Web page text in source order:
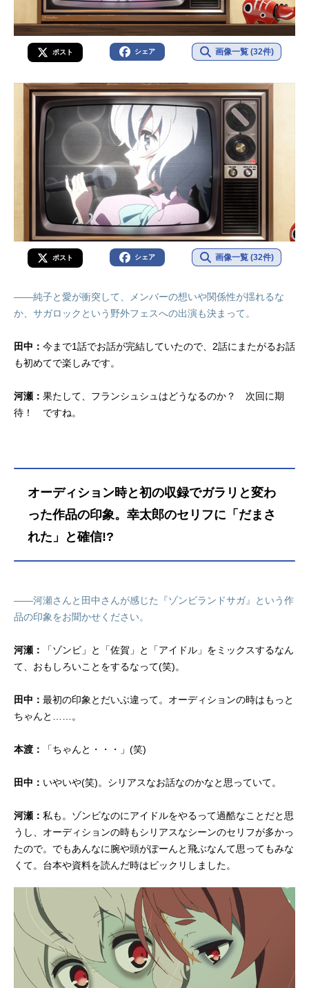
ポスト シェア 画像一覧 (32件)
ポスト シェア 画像一覧 (32件)
――純子と愛が衝突して、メンバーの想いや関係性が揺れるな
か、サガロックという野外フェスへの出演も決まって。
田中： 今まで1話でお話が完結していたので、2話にまたがるお話
も初めてで楽しみです。
河瀬： 果たして、フランシュシュはどうなるのか？ 次回に期
待！ ですね。
オーディション時と初の収録でガラリと変わ
った作品の印象。幸太郎のセリフに「だまさ
れた」と確信!?
――河瀬さんと田中さんが感じた『ゾンビランドサガ』という作
品の印象をお聞かせください。
河瀬：
「ゾンビ」と「佐賀」と「アイドル」をミックスするなん
て、おもしろいことをするなって(笑)。
田中： 最初の印象とだいぶ違って。オーディションの時はもっと
ちゃんと……。
本渡： 「ちゃんと・・・」(笑)
田中： いやいや(笑)。シリアスなお話なのかなと思っていて。
河瀬： 私も。ゾンビなのにアイドルをやるって過酷なことだと思
うし、オーディションの時もシリアスなシーンのセリフが多かっ
たので。でもあんなに腕や頭がぽーんと飛ぶなんて思ってもみな
くて。台本や資料を読んだ時はビックリしました。